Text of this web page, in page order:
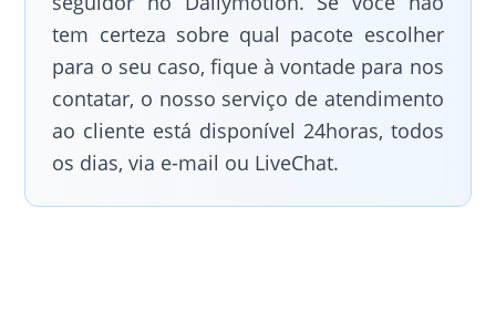
tem certeza sobre qual pacote escolher
para o seu caso, fique à vontade para nos
contatar, o nosso serviço de atendimento
ao cliente está disponível 24horas, todos
os dias, via e-mail ou LiveChat.